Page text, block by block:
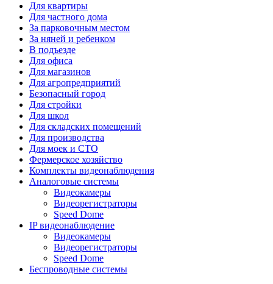
Для квартиры
Для частного дома
За парковочным местом
За няней и ребенком
В подъезде
Для офиса
Для магазинов
Для агропредприятий
Безопасный город
Для стройки
Для школ
Для складских помещений
Для производства
Для моек и СТО
Фермерское хозяйство
Комплекты видеонаблюдения
Аналоговые системы
Видеокамеры
Видеорегистраторы
Speed Dome
IP видеонаблюдение
Видеокамеры
Видеорегистраторы
Speed Dome
Беспроводные системы